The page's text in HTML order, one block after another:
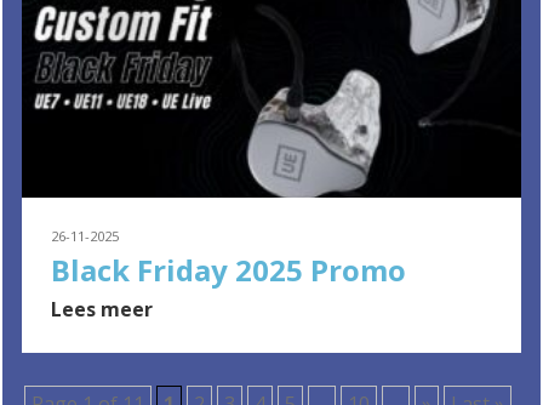
26-11-2025
Black Friday 2025 Promo
Lees meer